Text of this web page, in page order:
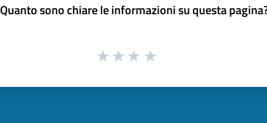
Quanto sono chiare le informazioni su questa